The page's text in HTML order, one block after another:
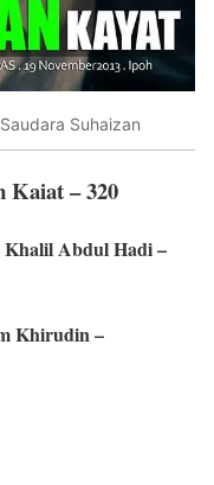
Suhaizan
Kaiat – 320
Khalil Abdul Hadi –
Khirudin –